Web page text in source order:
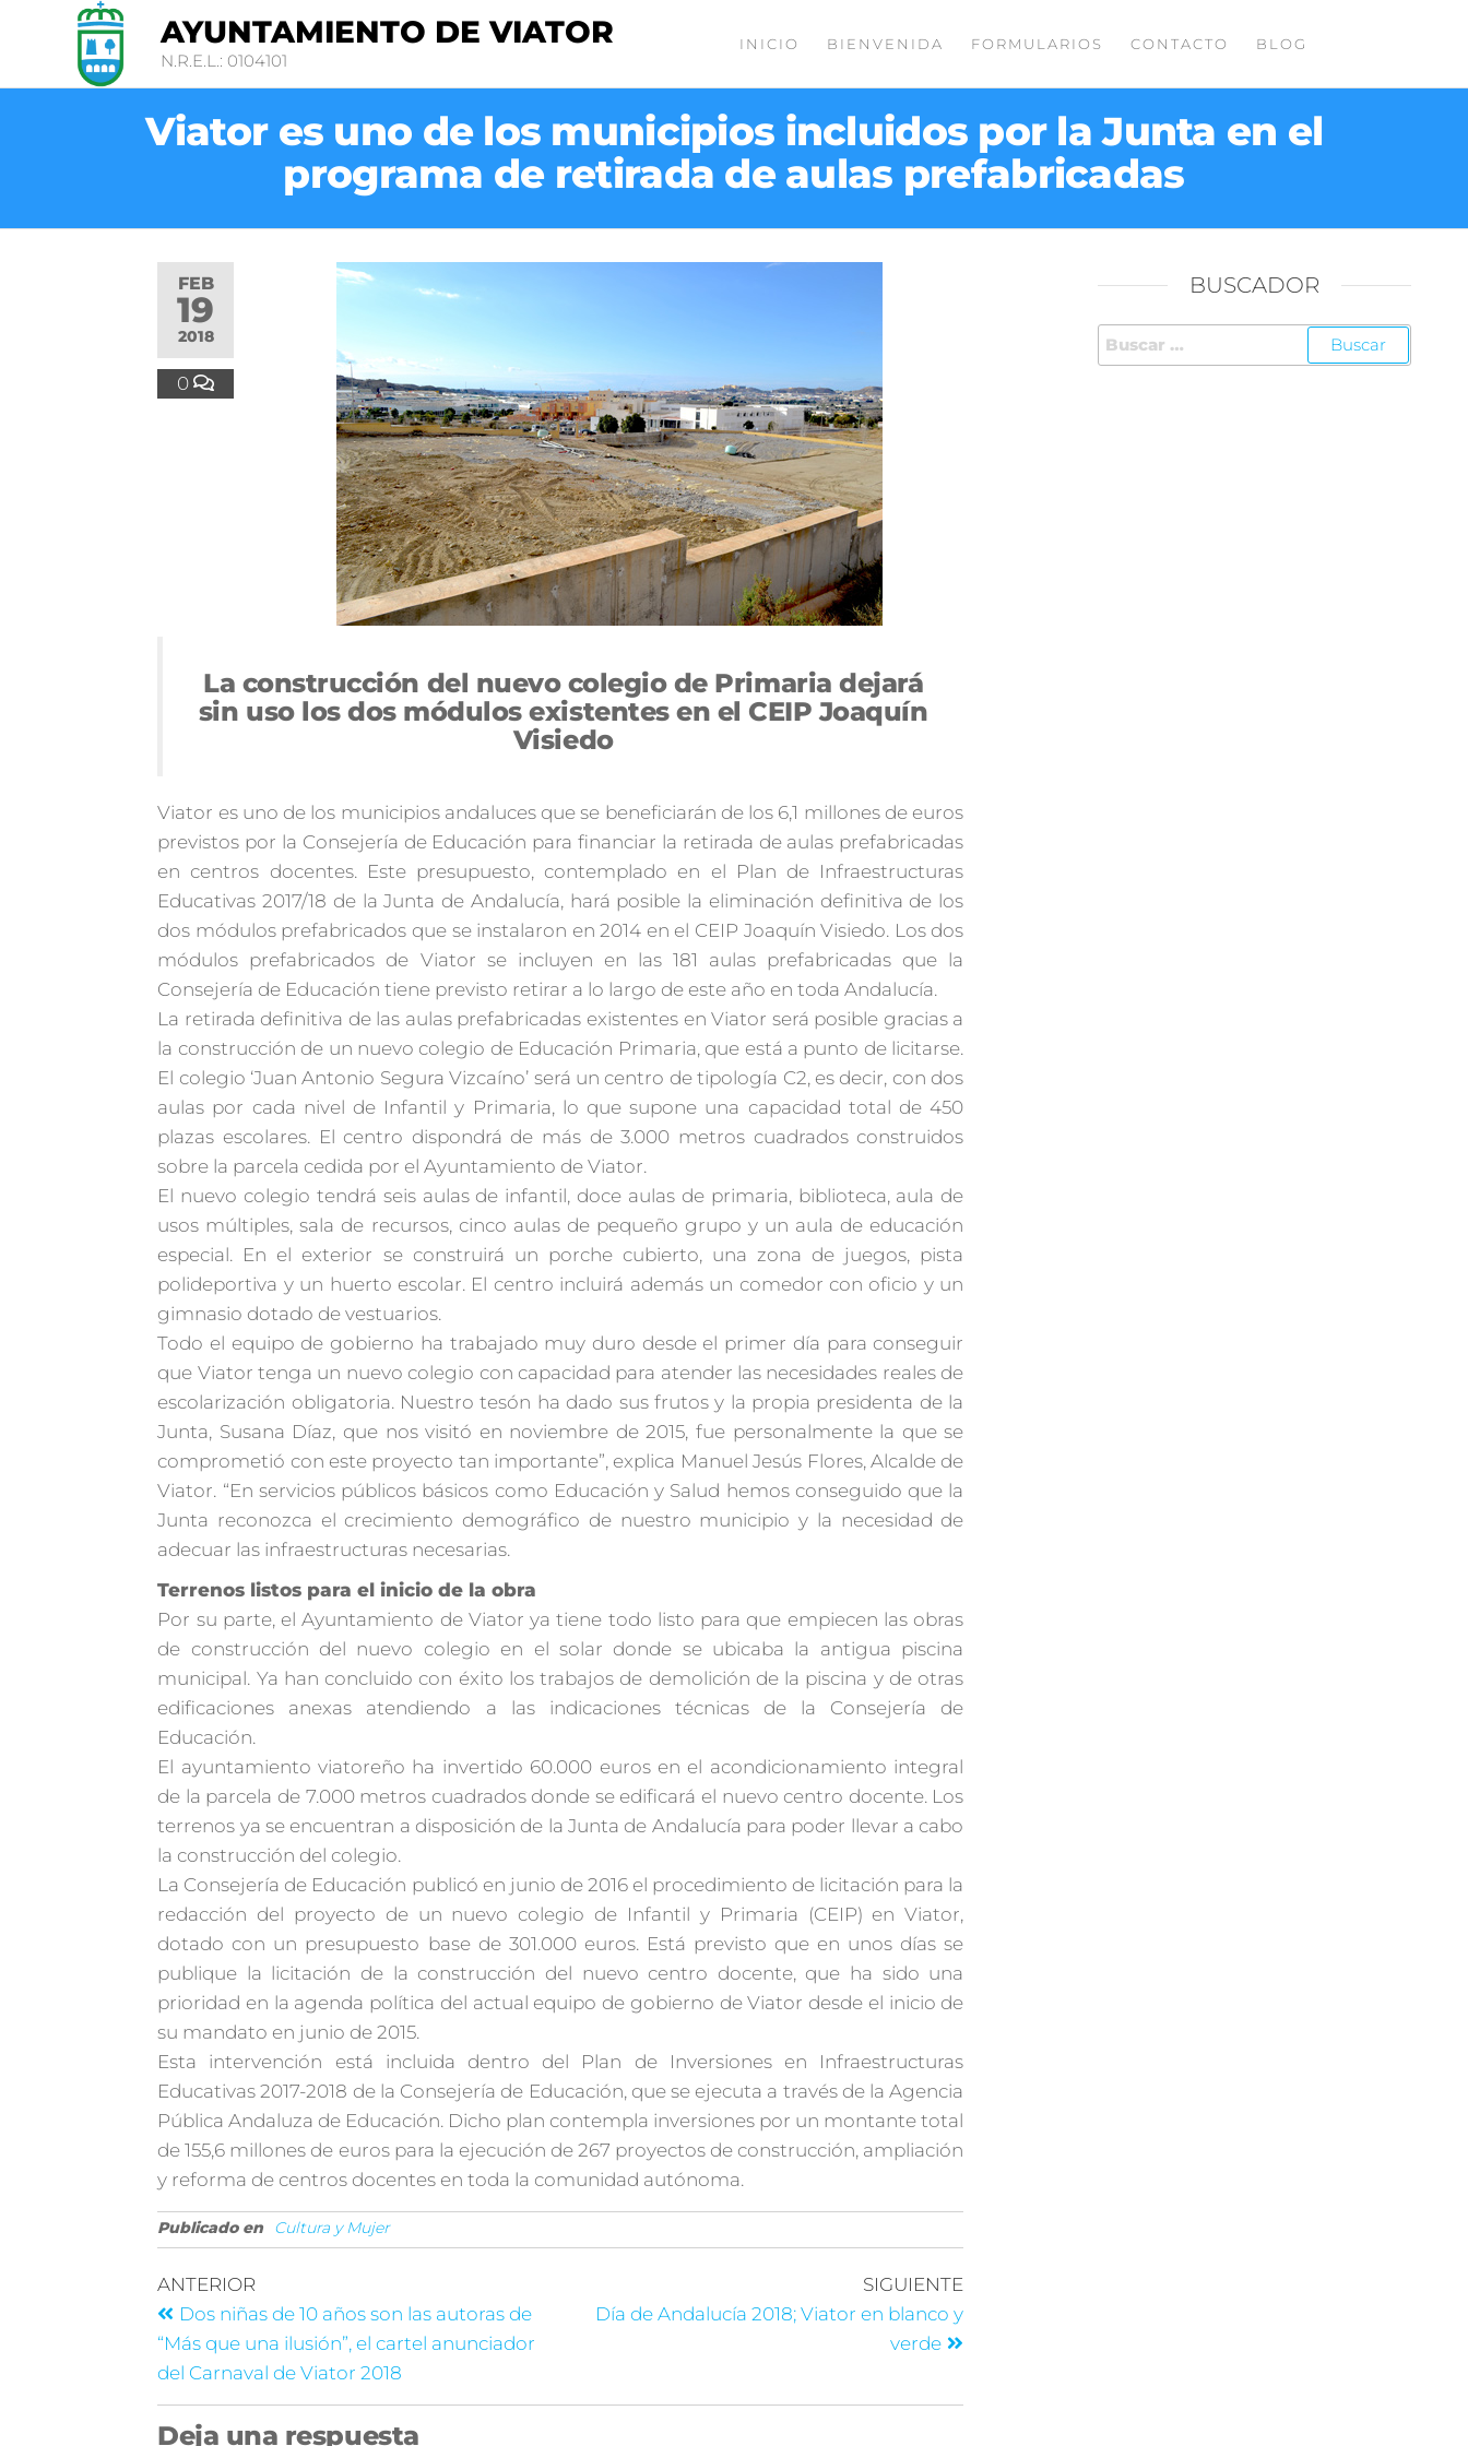
AYUNTAMIENTO DE VIATOR
N.R.E.L.: 0104101
INICIO BIENVENIDA FORMULARIOS CONTACTO BLOG
Viator es uno de los municipios incluidos por la Junta en el
programa de retirada de aulas prefabricadas
FEB
19
2018
0
La construcción del nuevo colegio de Primaria dejará
sin uso los dos módulos existentes en el CEIP Joaquín
Visiedo
Viator es uno de los municipios andaluces que se beneficiarán de los 6,1 millones de euros
previstos por la Consejería de Educación para financiar la retirada de aulas prefabricadas
en centros docentes. Este presupuesto, contemplado en el Plan de Infraestructuras
Educativas 2017/18 de la Junta de Andalucía, hará posible la eliminación definitiva de los
dos módulos prefabricados que se instalaron en 2014 en el CEIP Joaquín Visiedo. Los dos
módulos prefabricados de Viator se incluyen en las 181 aulas prefabricadas que la
Consejería de Educación tiene previsto retirar a lo largo de este año en toda Andalucía.
La retirada definitiva de las aulas prefabricadas existentes en Viator será posible gracias a
la construcción de un nuevo colegio de Educación Primaria, que está a punto de licitarse.
El colegio ‘Juan Antonio Segura Vizcaíno’ será un centro de tipología C2, es decir, con dos
aulas por cada nivel de Infantil y Primaria, lo que supone una capacidad total de 450
plazas escolares. El centro dispondrá de más de 3.000 metros cuadrados construidos
sobre la parcela cedida por el Ayuntamiento de Viator.
El nuevo colegio tendrá seis aulas de infantil, doce aulas de primaria, biblioteca, aula de
usos múltiples, sala de recursos, cinco aulas de pequeño grupo y un aula de educación
especial. En el exterior se construirá un porche cubierto, una zona de juegos, pista
polideportiva y un huerto escolar. El centro incluirá además un comedor con oficio y un
gimnasio dotado de vestuarios.
Todo el equipo de gobierno ha trabajado muy duro desde el primer día para conseguir
que Viator tenga un nuevo colegio con capacidad para atender las necesidades reales de
escolarización obligatoria. Nuestro tesón ha dado sus frutos y la propia presidenta de la
Junta, Susana Díaz, que nos visitó en noviembre de 2015, fue personalmente la que se
comprometió con este proyecto tan importante”, explica Manuel Jesús Flores, Alcalde de
Viator. “En servicios públicos básicos como Educación y Salud hemos conseguido que la
Junta reconozca el crecimiento demográfico de nuestro municipio y la necesidad de
adecuar las infraestructuras necesarias.
Terrenos listos para el inicio de la obra
Por su parte, el Ayuntamiento de Viator ya tiene todo listo para que empiecen las obras
de construcción del nuevo colegio en el solar donde se ubicaba la antigua piscina
municipal. Ya han concluido con éxito los trabajos de demolición de la piscina y de otras
edificaciones anexas atendiendo a las indicaciones técnicas de la Consejería de
Educación.
El ayuntamiento viatoreño ha invertido 60.000 euros en el acondicionamiento integral
de la parcela de 7.000 metros cuadrados donde se edificará el nuevo centro docente. Los
terrenos ya se encuentran a disposición de la Junta de Andalucía para poder llevar a cabo
la construcción del colegio.
La Consejería de Educación publicó en junio de 2016 el procedimiento de licitación para la
redacción del proyecto de un nuevo colegio de Infantil y Primaria (CEIP) en Viator,
dotado con un presupuesto base de 301.000 euros. Está previsto que en unos días se
publique la licitación de la construcción del nuevo centro docente, que ha sido una
prioridad en la agenda política del actual equipo de gobierno de Viator desde el inicio de
su mandato en junio de 2015.
Esta intervención está incluida dentro del Plan de Inversiones en Infraestructuras
Educativas 2017-2018 de la Consejería de Educación, que se ejecuta a través de la Agencia
Pública Andaluza de Educación. Dicho plan contempla inversiones por un montante total
de 155,6 millones de euros para la ejecución de 267 proyectos de construcción, ampliación
y reforma de centros docentes en toda la comunidad autónoma.
Publicado en Cultura y Mujer
ANTERIOR
Dos niñas de 10 años son las autoras de
“Más que una ilusión”, el cartel anunciador
del Carnaval de Viator 2018
SIGUIENTE
Día de Andalucía 2018; Viator en blanco y
verde
Deja una respuesta
BUSCADOR